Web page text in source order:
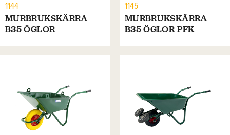
1144
MURBRUKSKÄRRA
B35 ÖGLOR
1145
MURBRUKSKÄRRA
B35 ÖGLOR PFK